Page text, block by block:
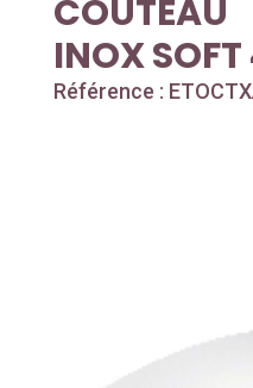
INOX
Référence :